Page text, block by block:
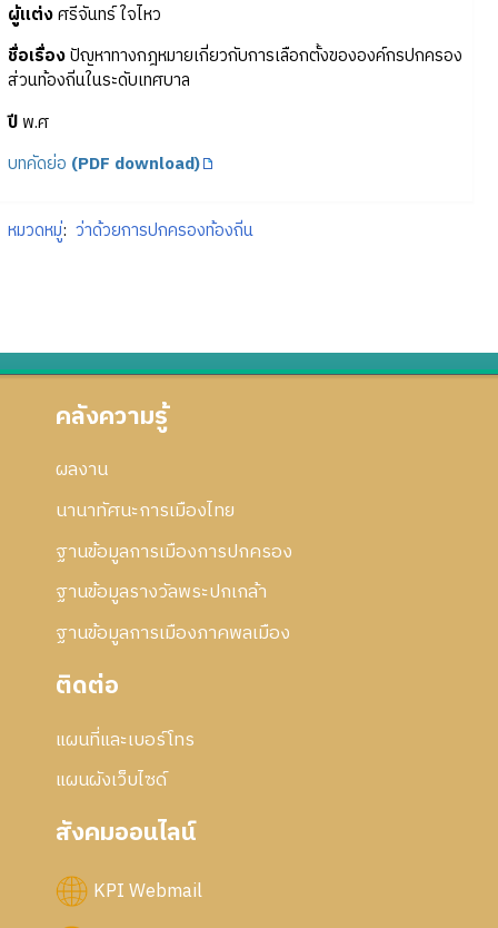
ผู้แต่งศรีจันทร์ ใจไหว
ชื่อเรื่องปัญหาทางกฎหมายเกี่ยวกับการเลือกตั้งขององค์กรปกครอง
ส่วนท้องถิ่นในระดับเทศบาล
ปีพ.ศ
บทคัดย่อ (PDF download)
หมวดหมู่: ว่าด้วยการปกครองท้องถิ่น
คลังความรู้
ผลงาน
นานาทัศนะการเมืองไทย
ฐานข้อมูลการเมืองการปกครอง
ฐานข้อมูลรางวัลพระปกเกล้า
ฐานข้อมูลการเมืองภาคพลเมือง
ติดต่อ
แผนที่และเบอร์โทร
แผนผังเว็บไซด์
สังคมออนไลน์
KPI Webmail